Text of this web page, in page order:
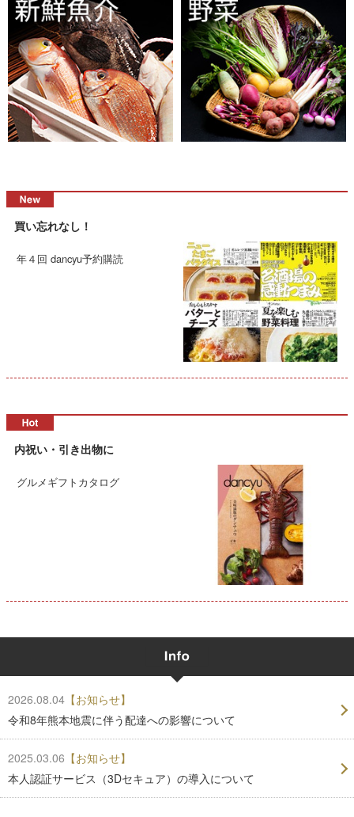
買い忘れなし！
年４回 dancyu予約購読
内祝い・引き出物に
グルメギフトカタログ
2026.08.04 【お知らせ】
令和8年熊本地震に伴う配達への影響について
2025.03.06 【お知らせ】
本人認証サービス（3Dセキュア）の導入について